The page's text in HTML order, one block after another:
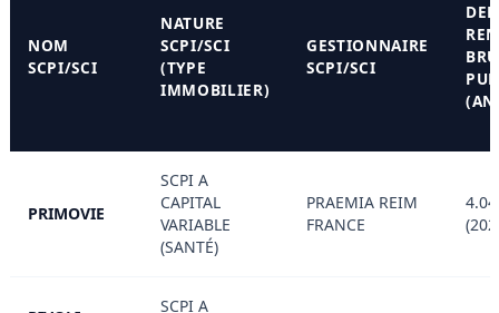
NOM
SCPI/SCI
NATURE
SCPI/SCI
(TYPE
IMMOBILIER)
GESTIONNAIRE
SCPI/SCI
PRIMOVIE
SCPI A
CAPITAL
VARIABLE
(SANTÉ)
PRAEMIA REIM
FRANCE
SCPI A